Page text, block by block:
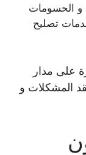
و الحسومات
تصليح
على مدار
المشكلات و